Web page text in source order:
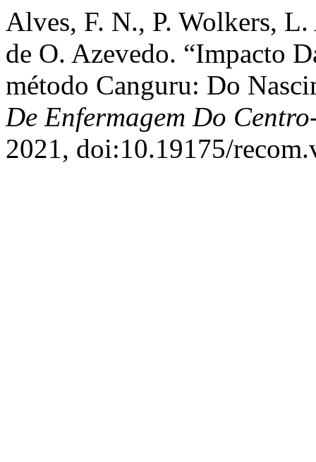
Alves, F. N., P. Wolkers,
de O. Azevedo. “Impacto
método Canguru: Do
De Enfermagem Do
2021, doi:10.19175/